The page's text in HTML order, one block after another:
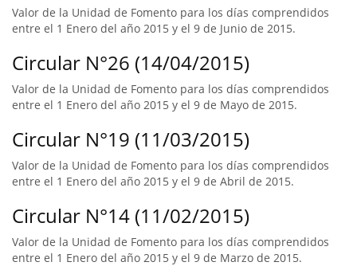
Valor de la Unidad de Fomento para los días comprendidos
entre el 1 Enero del año 2015 y el 9 de Junio de 2015.
Circular N°26 (14/04/2015)
Valor de la Unidad de Fomento para los días comprendidos
entre el 1 Enero del año 2015 y el 9 de Mayo de 2015.
Circular N°19 (11/03/2015)
Valor de la Unidad de Fomento para los días comprendidos
entre el 1 Enero del año 2015 y el 9 de Abril de 2015.
Circular N°14 (11/02/2015)
Valor de la Unidad de Fomento para los días comprendidos
entre el 1 Enero del año 2015 y el 9 de Marzo de 2015.